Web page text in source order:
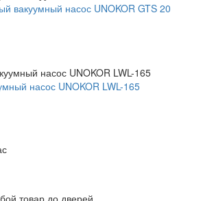
вакуумный насос UNOKOR GTS 20
насос UNOKOR LWL-165